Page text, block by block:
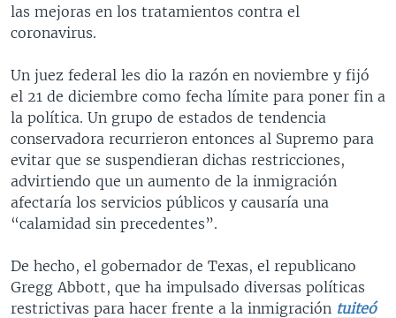
las mejoras en los tratamientos contra el
coronavirus.
Un juez federal les dio la razón en noviembre y fijó
el 21 de diciembre como fecha límite para poner fin a
la política. Un grupo de estados de tendencia
conservadora recurrieron entonces al Supremo para
evitar que se suspendieran dichas restricciones,
advirtiendo que un aumento de la inmigración
afectaría los servicios públicos y causaría una
“calamidad sin precedentes”.
De hecho, el gobernador de Texas, el republicano
Gregg Abbott, que ha impulsado diversas políticas
restrictivas para hacer frente a la inmigración tuiteó